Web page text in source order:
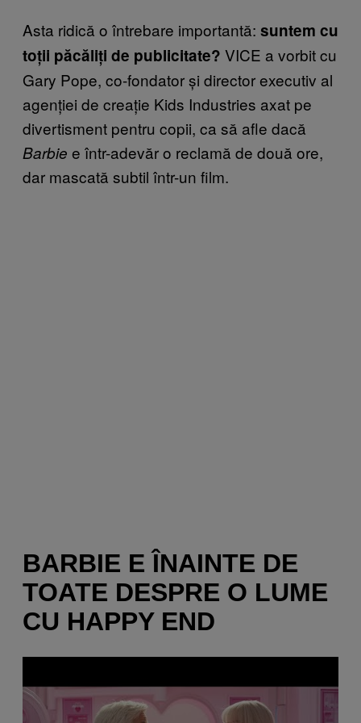
Asta ridică o întrebare importantă: suntem cu
toții păcăliți de publicitate? VICE a vorbit cu
Gary Pope, co-fondator și director executiv al
agenției de creație Kids Industries axat pe
divertisment pentru copii, ca să afle dacă
Barbie e într-adevăr o reclamă de două ore,
dar mascată subtil într-un film.
BARBIE E ÎNAINTE DE
TOATE DESPRE O LUME
CU HAPPY END